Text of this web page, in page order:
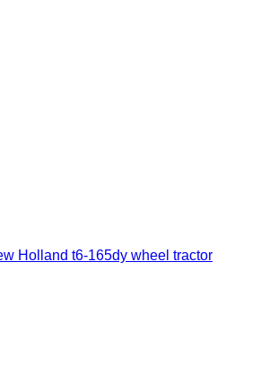
Holland t6-165dy wheel tractor